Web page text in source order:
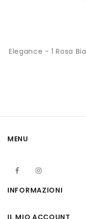
Elegance - 1 Rosa
MENU
Facebook
INFORMAZIONI
IL MIO ACCOUNT